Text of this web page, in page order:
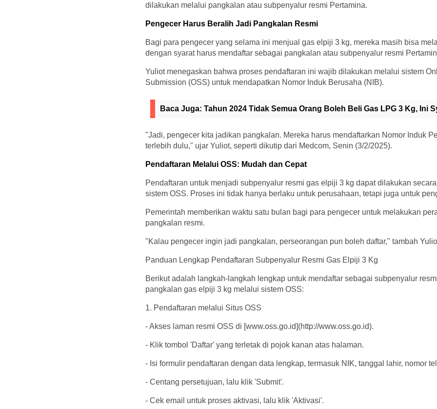
dilakukan melalui pangkalan atau subpenyalur resmi Pertamina.
Pengecer Harus Beralih Jadi Pangkalan Resmi
Bagi para pengecer yang selama ini menjual gas elpiji 3 kg, mereka masih bisa
dengan syarat harus mendaftar sebagai pangkalan atau subpenyalur resmi
Yuliot menegaskan bahwa proses pendaftaran ini wajib dilakukan melalui sistem
Submission (OSS) untuk mendapatkan Nomor Induk Berusaha (NIB).
Baca Juga: Tahun 2024 Tidak Semua Orang Boleh Beli Gas LPG 3 Kg, Ini
"Jadi, pengecer kita jadikan pangkalan. Mereka harus mendaftarkan Nomor Induk
terlebih dulu," ujar Yuliot, seperti dikutip dari Medcom, Senin (3/2/2025).
Pendaftaran Melalui OSS: Mudah dan Cepat
Pendaftaran untuk menjadi subpenyalur resmi gas elpiji 3 kg dapat dilakukan
sistem OSS. Proses ini tidak hanya berlaku untuk perusahaan, tetapi juga untuk
Pemerintah memberikan waktu satu bulan bagi para pengecer untuk melakukan
pangkalan resmi.
"Kalau pengecer ingin jadi pangkalan, perseorangan pun boleh daftar," tambah
Panduan Lengkap Pendaftaran Subpenyalur Resmi Gas Elpiji 3 Kg
Berikut adalah langkah-langkah lengkap untuk mendaftar sebagai subpenyalur
pangkalan gas elpiji 3 kg melalui sistem OSS:
1. Pendaftaran melalui Situs OSS
- Akses laman resmi OSS di [www.oss.go.id](http://www.oss.go.id).
- Klik tombol 'Daftar' yang terletak di pojok kanan atas halaman.
- Isi formulir pendaftaran dengan data lengkap, termasuk NIK, tanggal lahir, nomor
- Centang persetujuan, lalu klik 'Submit'.
- Cek email untuk proses aktivasi, lalu klik 'Aktivasi'.